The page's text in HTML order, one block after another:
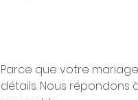
Parce que votre
détails. Nous